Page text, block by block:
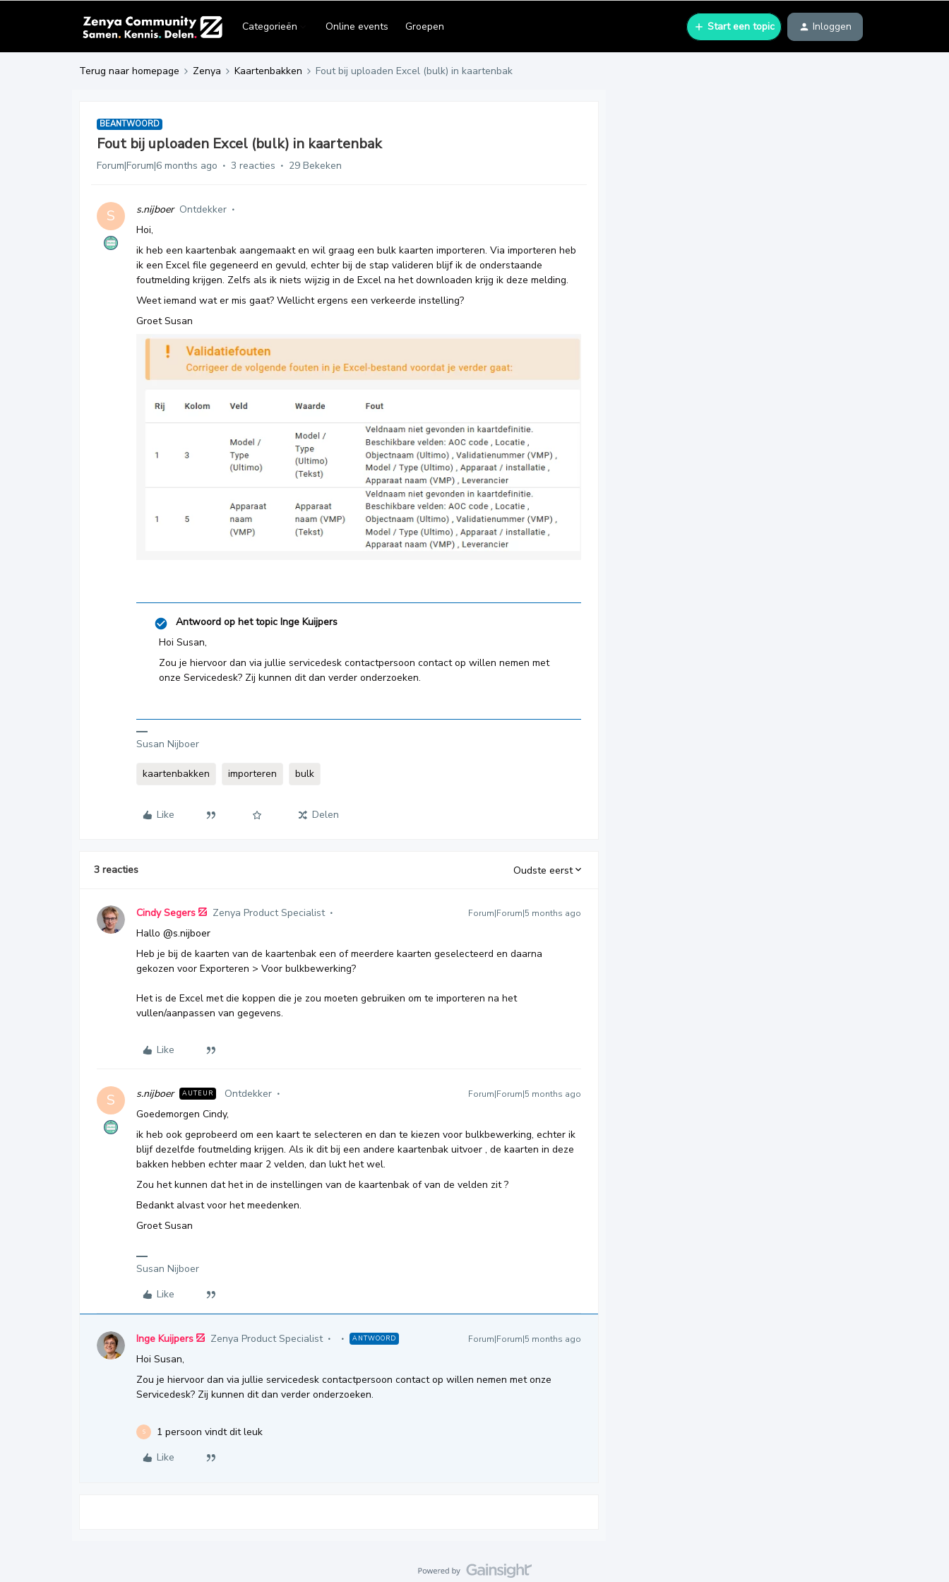
Categorieën Online events Groepen Start een topic Inloggen
Terug naar homepage Zenya Kaartenbakken Fout bij uploaden Excel (bulk) in kaartenbak
BEANTWOORD
Fout bij uploaden Excel (bulk) in kaartenbak
Forum|Forum|6 months ago 3 reacties 29 Bekeken
S s.nijboer Ontdekker
Hoi,
ik heb een kaartenbak aangemaakt en wil graag een bulk kaarten importeren. Via importeren heb
ik een Excel file gegeneerd en gevuld, echter bij de stap valideren blijf ik de onderstaande
foutmelding krijgen. Zelfs als ik niets wijzig in de Excel na het downloaden krijg ik deze melding.
Weet iemand wat er mis gaat? Wellicht ergens een verkeerde instelling?
Groet Susan
Antwoord op het topic Inge Kuijpers
Hoi Susan,
Zou je hiervoor dan via jullie servicedesk contactpersoon contact op willen nemen met
onze Servicedesk? Zij kunnen dit dan verder onderzoeken.
Susan Nijboer
kaartenbakken importeren bulk
Like Delen
3 reacties Oudste eerst
Cindy Segers Zenya Product Specialist Forum|Forum|5 months ago
Hallo ​ @s.nijboer
Heb je bij de kaarten van de kaartenbak een of meerdere kaarten geselecteerd en daarna
gekozen voor Exporteren > Voor bulkbewerking?
Het is de Excel met die koppen die je zou moeten gebruiken om te importeren na het
vullen/aanpassen van gegevens.
Like
S s.nijboer AUTEUR Ontdekker Forum|Forum|5 months ago
Goedemorgen Cindy,
ik heb ook geprobeerd om een kaart te selecteren en dan te kiezen voor bulkbewerking, echter ik
blijf dezelfde foutmelding krijgen. Als ik dit bij een andere kaartenbak uitvoer , de kaarten in deze
bakken hebben echter maar 2 velden, dan lukt het wel.
Zou het kunnen dat het in de instellingen van de kaartenbak of van de velden zit ?
Bedankt alvast voor het meedenken.
Groet Susan
Susan Nijboer
Like
Inge Kuijpers Zenya Product Specialist ANTWOORD Forum|Forum|5 months ago
Hoi Susan,
Zou je hiervoor dan via jullie servicedesk contactpersoon contact op willen nemen met onze
Servicedesk? Zij kunnen dit dan verder onderzoeken.
S
1 persoon vindt dit leuk
Like